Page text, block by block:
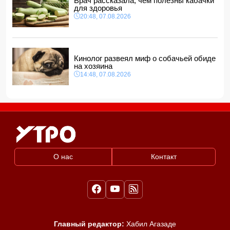
для здоровья
20:48, 07.08.2026
Кинолог развеял миф о собачьей обиде
на хозяина
14:48, 07.08.2026
О нас Контакт
Главный редактор: Хабил Агазаде